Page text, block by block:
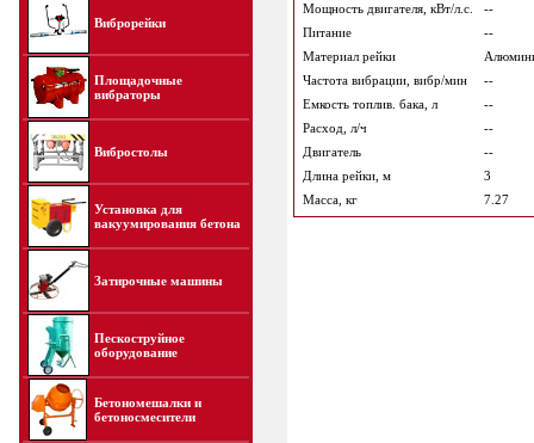
Виброрейки
Площадочные
вибраторы
Вибростолы
Установка для
вакуумирования бетона
Затирочные машины
Пескоструйное
оборудование
Бетономешалки и
бетоносмесители
Мощность двигателя, кВт/л.с.
--
Питание
--
Материал рейки
Частота вибрации, вибр/мин
--
Емкость топлив. бака, л
--
Расход, л/ч
--
Двигатель
--
Длина рейки, м
3
Масса, кг
7.27